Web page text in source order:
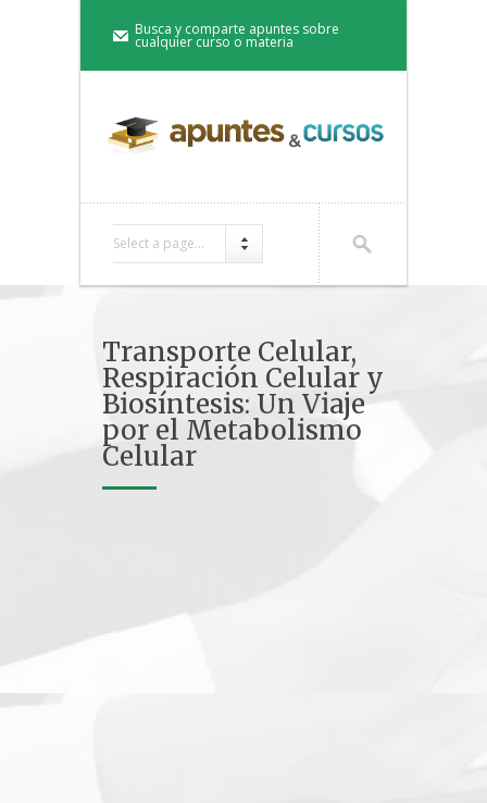
Busca y comparte apuntes sobre
cualquier curso o materia
Select a page...
Transporte Celular,
Respiración Celular y
Biosíntesis: Un Viaje
por el Metabolismo
Celular